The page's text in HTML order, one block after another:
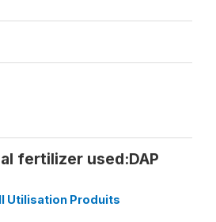
fertilizer used:DAP
Utilisation Produits